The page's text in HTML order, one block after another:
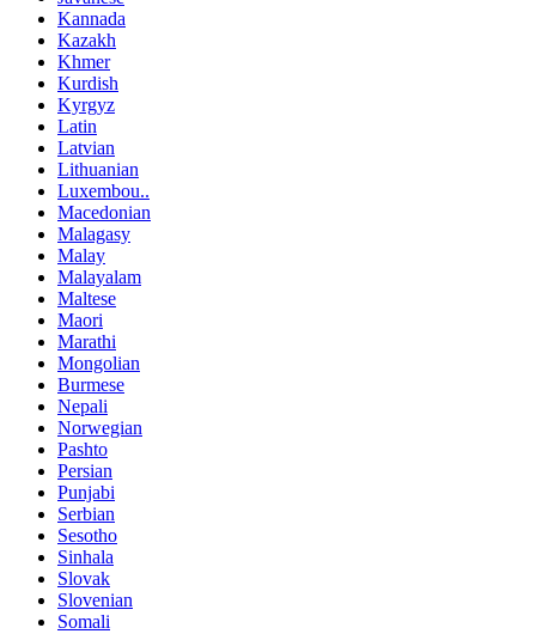
Kannada
Kazakh
Khmer
Kurdish
Kyrgyz
Latin
Latvian
Lithuanian
Luxembou..
Macedonian
Malagasy
Malay
Malayalam
Maltese
Maori
Marathi
Mongolian
Burmese
Nepali
Norwegian
Pashto
Persian
Punjabi
Serbian
Sesotho
Sinhala
Slovak
Slovenian
Somali